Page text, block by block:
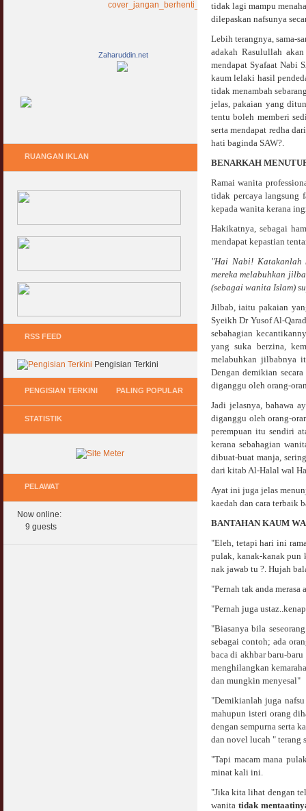
tidak lagi mampu
dilepaskan nafsunya
Lebih terangnya, sama-
adakah Rasulullah
mendapat Syafaat Nabi
kaum lelaki hasil
tidak menambah
jelas, pakaian yang
tentu boleh memberi
serta mendapat redha
hati baginda SAW?.
BENARKAH
Ramai wanita
tidak percaya langsung
kepada wanita kerana
Hakikatnya, sebagai
mendapat kepastian
"Hai Nabi! Katakanlah
mereka melabuhkan
(sebagai wanita Islam)
Jilbab, iaitu pakaian
Syeikh Dr Yusof Al-
sebahagian
yang suka berzina,
melabuhkan jilbabnya
Dengan demikian
diganggu oleh orang-
Jadi jelasnya, bahawa
diganggu oleh orang-
perempuan itu sendiri
kerana sebahagian
dibuat-buat manja,
dari kitab Al-Halal wal
Ayat ini juga jelas
kaedah dan cara terbaik
BANTAHAN KAUM
"Eleh, tetapi hari ini
pulak, kanak-kanak pun
nak jawab tu ?. Hujah
"Pernah tak anda merasa
"Pernah juga
"Biasanya bila
sebagai contoh; ada
baca di akhbar baru-
menghilangkan
dan mungkin menyesal"
"Demikianlah juga
mahupun isteri orang
dengan sempurna serta
dan novel lucah " terang
"Tapi macam mana
minat kali ini.
"Jika kita lihat dengan
wanita tidak
Zaharuddin.net
RUANGAN IKLAN
RSS FEED
Pengisian Terkini
PENGISIAN TERKINI PALING POPULAR
Keperluan GIG Ekonomi Semasa & Selepas
COVID & PKP
Pasca COVID, Bantu IKS Mikro Turunkan
Harga Iklan Media
Morarorium 6 Bulan Dikecualikan 'Accrued
Hukum Onani Lelaki & Wanita
07 February 2007
Facebook Dapat RM100
27 February 2010
Multi Level Marketing Menurut Shariah
08 April 2007
STATISTIK
PELAWAT
Now online:
9 guests